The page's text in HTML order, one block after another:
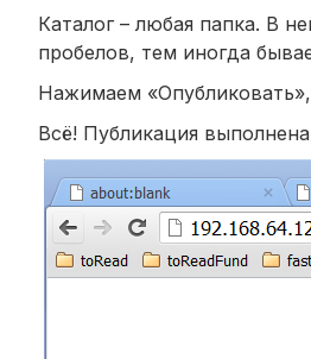
Каталог – любая папка. В
пробелов, тем иногда
Нажимаем
Всё! Публикация